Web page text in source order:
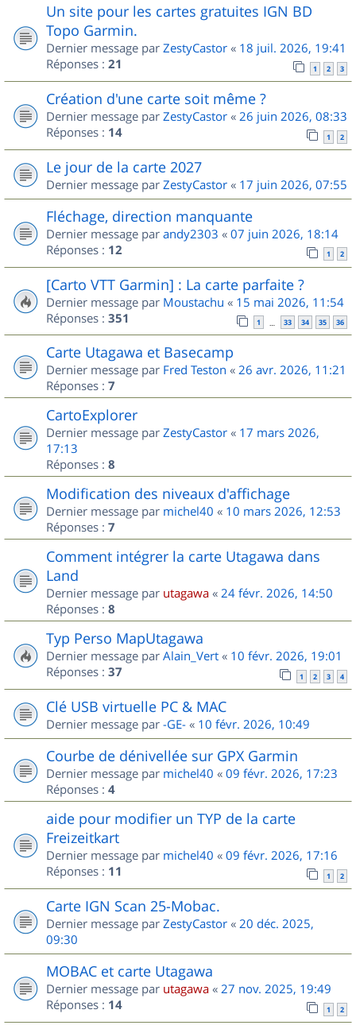
Un site pour les cartes gratuites IGN BD
Topo Garmin.
Dernier message par ZestyCastor « 18 juil. 2026, 19:41
Réponses : 21 1 2 3
Création d'une carte soit même ?
Dernier message par ZestyCastor « 26 juin 2026, 08:33
Réponses : 14 1 2
Le jour de la carte 2027
Dernier message par ZestyCastor « 17 juin 2026, 07:55
Fléchage, direction manquante
Dernier message par andy2303 « 07 juin 2026, 18:14
Réponses : 12 1 2
[Carto VTT Garmin] : La carte parfaite ?
Dernier message par Moustachu « 15 mai 2026, 11:54
Réponses : 351 1 … 33 34 35 36
Carte Utagawa et Basecamp
Dernier message par Fred Teston « 26 avr. 2026, 11:21
Réponses : 7
CartoExplorer
Dernier message par ZestyCastor « 17 mars 2026,
17:13
Réponses : 8
Modification des niveaux d'affichage
Dernier message par michel40 « 10 mars 2026, 12:53
Réponses : 7
Comment intégrer la carte Utagawa dans
Land
Dernier message par utagawa « 24 févr. 2026, 14:50
Réponses : 8
Typ Perso MapUtagawa
Dernier message par Alain_Vert « 10 févr. 2026, 19:01
Réponses : 37 1 2 3 4
Clé USB virtuelle PC & MAC
Dernier message par -GE- « 10 févr. 2026, 10:49
Courbe de dénivellée sur GPX Garmin
Dernier message par michel40 « 09 févr. 2026, 17:23
Réponses : 4
aide pour modifier un TYP de la carte
Freizeitkart
Dernier message par michel40 « 09 févr. 2026, 17:16
Réponses : 11 1 2
Carte IGN Scan 25-Mobac.
Dernier message par ZestyCastor « 20 déc. 2025,
09:30
MOBAC et carte Utagawa
Dernier message par utagawa « 27 nov. 2025, 19:49
Réponses : 14 1 2